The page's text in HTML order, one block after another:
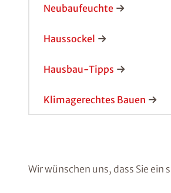
Neubaufeuchte
Haussockel
Hausbau-Tipps
Klimagerechtes Bauen
Wir wünschen uns, dass Sie